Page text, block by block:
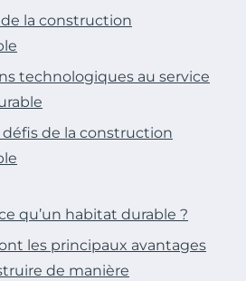
la construction
technologiques au service
de la construction
qu’un habitat durable ?
les principaux avantages
de manière